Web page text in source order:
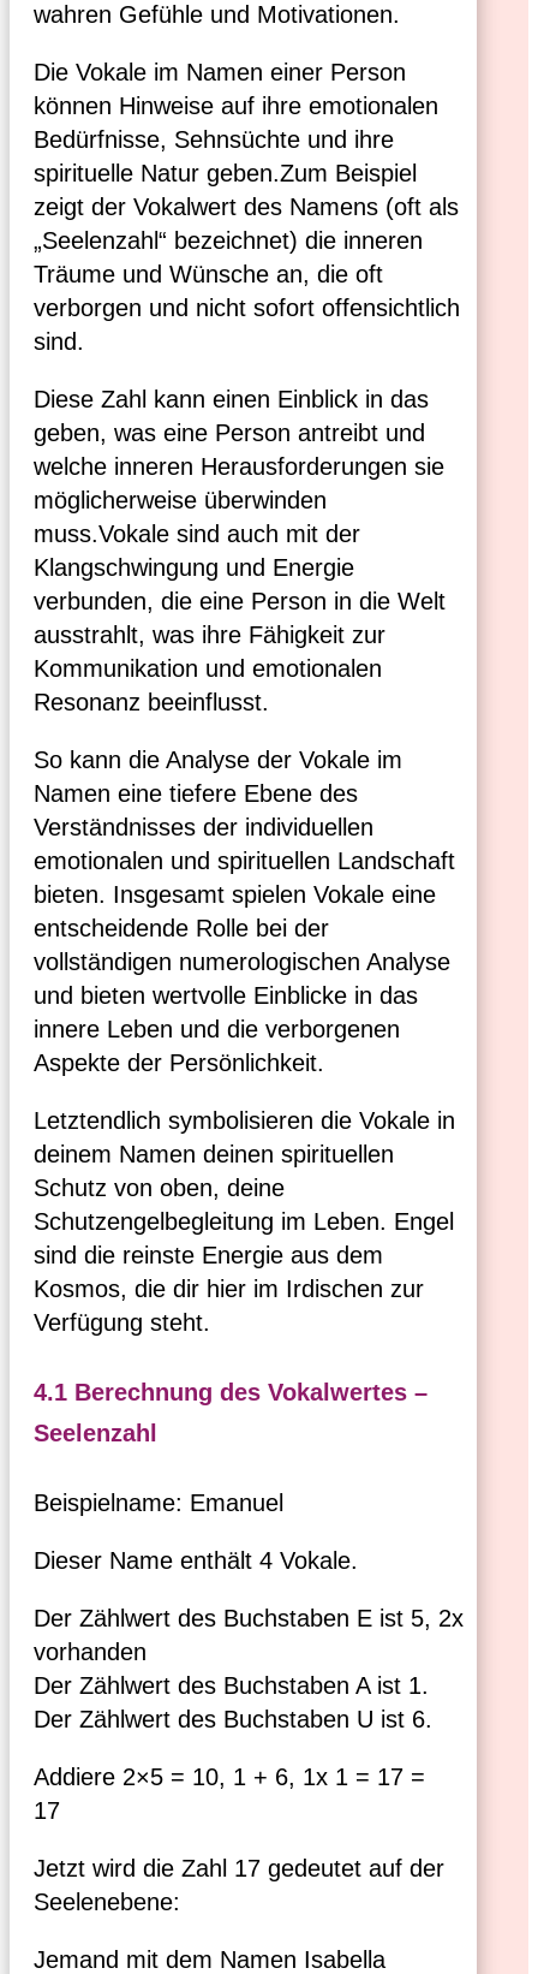
wahren Gefühle und Motivationen.
Die Vokale im Namen einer Person
können Hinweise auf ihre emotionalen
Bedürfnisse, Sehnsüchte und ihre
spirituelle Natur geben.Zum Beispiel
zeigt der Vokalwert des Namens (oft als
„Seelenzahl“ bezeichnet) die inneren
Träume und Wünsche an, die oft
verborgen und nicht sofort offensichtlich
sind.
Diese Zahl kann einen Einblick in das
geben, was eine Person antreibt und
welche inneren Herausforderungen sie
möglicherweise überwinden
muss.Vokale sind auch mit der
Klangschwingung und Energie
verbunden, die eine Person in die Welt
ausstrahlt, was ihre Fähigkeit zur
Kommunikation und emotionalen
Resonanz beeinflusst.
So kann die Analyse der Vokale im
Namen eine tiefere Ebene des
Verständnisses der individuellen
emotionalen und spirituellen Landschaft
bieten. Insgesamt spielen Vokale eine
entscheidende Rolle bei der
vollständigen numerologischen Analyse
und bieten wertvolle Einblicke in das
innere Leben und die verborgenen
Aspekte der Persönlichkeit.
Letztendlich symbolisieren die Vokale in
deinem Namen deinen spirituellen
Schutz von oben, deine
Schutzengelbegleitung im Leben. Engel
sind die reinste Energie aus dem
Kosmos, die dir hier im Irdischen zur
Verfügung steht.
4.1 Berechnung des Vokalwertes –
Seelenzahl
Beispielname: Emanuel
Dieser Name enthält 4 Vokale.
Der Zählwert des Buchstaben E ist 5, 2x
vorhanden
Der Zählwert des Buchstaben A ist 1.
Der Zählwert des Buchstaben U ist 6.
Addiere 2×5 = 10, 1 + 6, 1x 1 = 17 =
17
Jetzt wird die Zahl 17 gedeutet auf der
Seelenebene:
Jemand mit dem Namen Isabella